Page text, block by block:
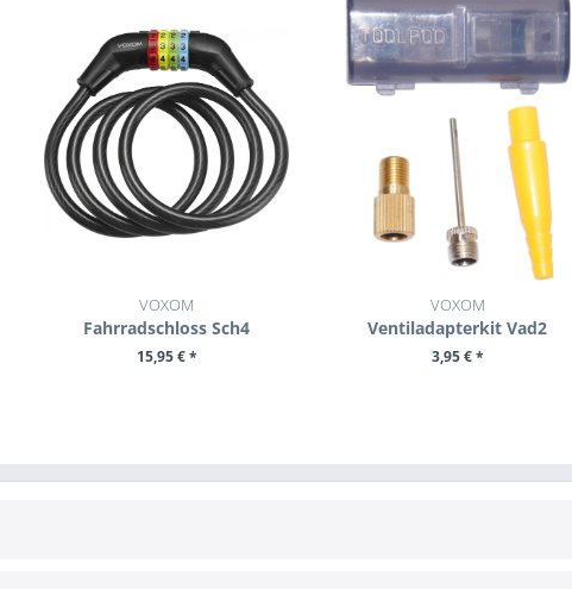
VOXOM
Fahrradschloss Sch4
15,95 € *
VOXOM
Ventiladapterkit Vad2
3,95 € *